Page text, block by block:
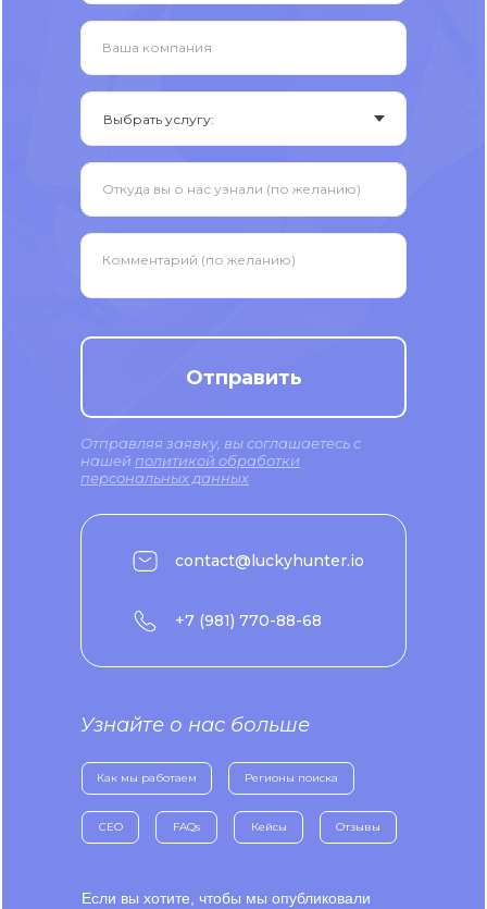
Ваша компания
Откуда вы о нас узнали (по желанию)
Комментарий (по желанию)
Отправить
Отправляя заявку, вы соглашаетесь с
нашей политикой обработки
персональных данных
Узнайте о нас больше
Как мы работаем
FAQs
Регионы поиска
Кейсы
CEO Отзывы
Если вы хотите, чтобы мы опубликовали
contact@luckyhunter.io
+7 (981) 770-88-68